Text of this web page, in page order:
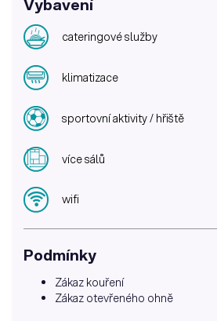
Vybavení
cateringové služby
klimatizace
sportovní aktivity / hřiště
více sálů
wifi
Podmínky
Zákaz kouření
Zákaz otevřeného ohně